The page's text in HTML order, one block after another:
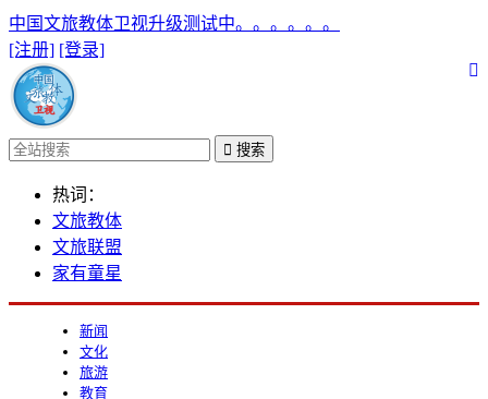
中国文旅教体卫视升级测试中。。。。。。
[注册] [登录]
搜索
热词：
文旅教体
文旅联盟
家有童星
新闻
文化
旅游
教育